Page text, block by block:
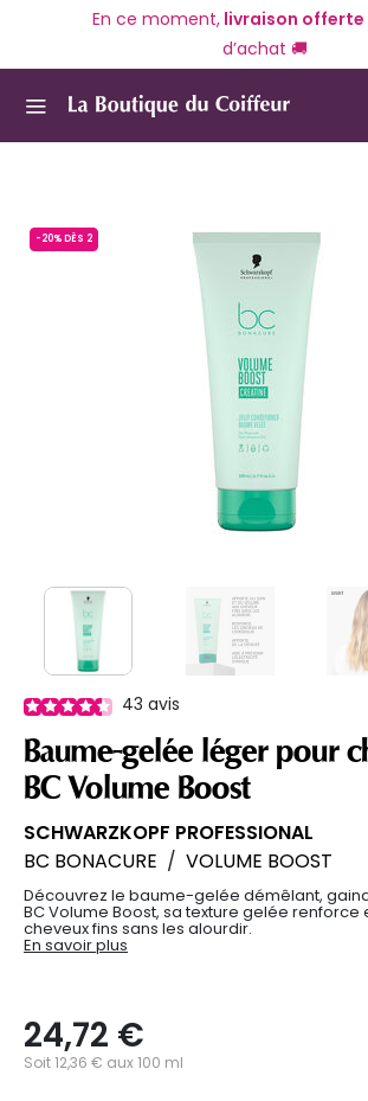
En ce moment,livraison offerte
d’achat 🚚
-20% DÈS 2
43 avis
Baume-gelée léger pour
BC Volume Boost
SCHWARZKOPF PROFESSIONAL
BC BONACURE / VOLUME BOOST
Découvrez le baume-gelée démêlant,
BC Volume Boost, sa texture gelée renforce
cheveux fins sans les alourdir.
En savoir plus
24,72 €
Soit 12,36 € aux 100 ml